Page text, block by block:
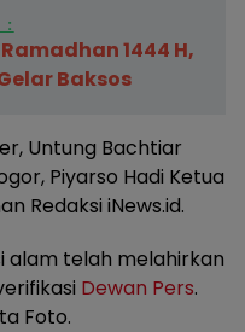
:
1444 H,
Baksos
Untung Bachtiar
Piyarso Hadi Ketua
Redaksi iNews.id.
alam telah melahirkan
Dewan Pers.
Foto.